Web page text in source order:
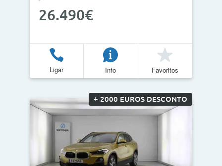
26.490€
Ligar Info Favoritos
+ 2000 EUROS DESCONTO